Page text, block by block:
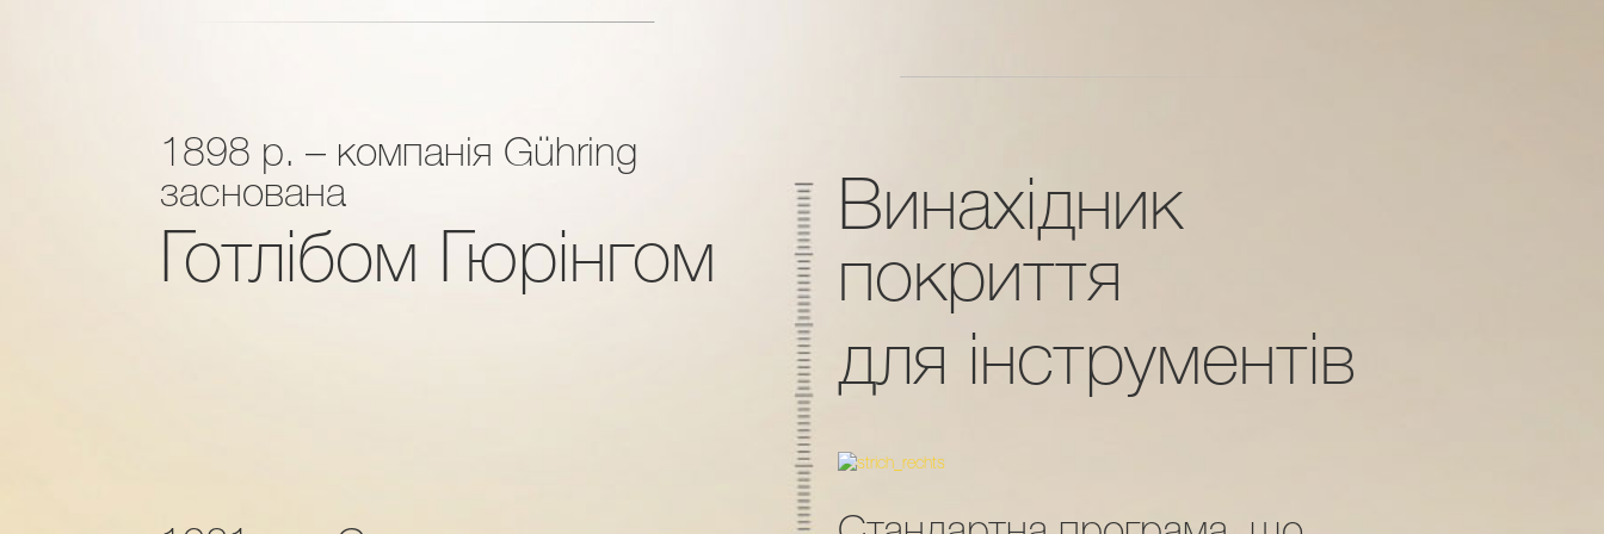
1898 р. – компанія Gühring
заснована
Готлібом Гюрінгом
Винахідник
покриття
для інструментів